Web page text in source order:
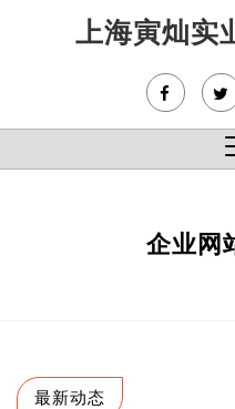
上海寅灿实
Close
企业网
最新动态